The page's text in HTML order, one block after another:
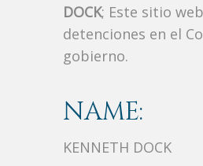
DOCK; Este sitio
detenciones en el
gobierno.
NAME:
KENNETH DOCK